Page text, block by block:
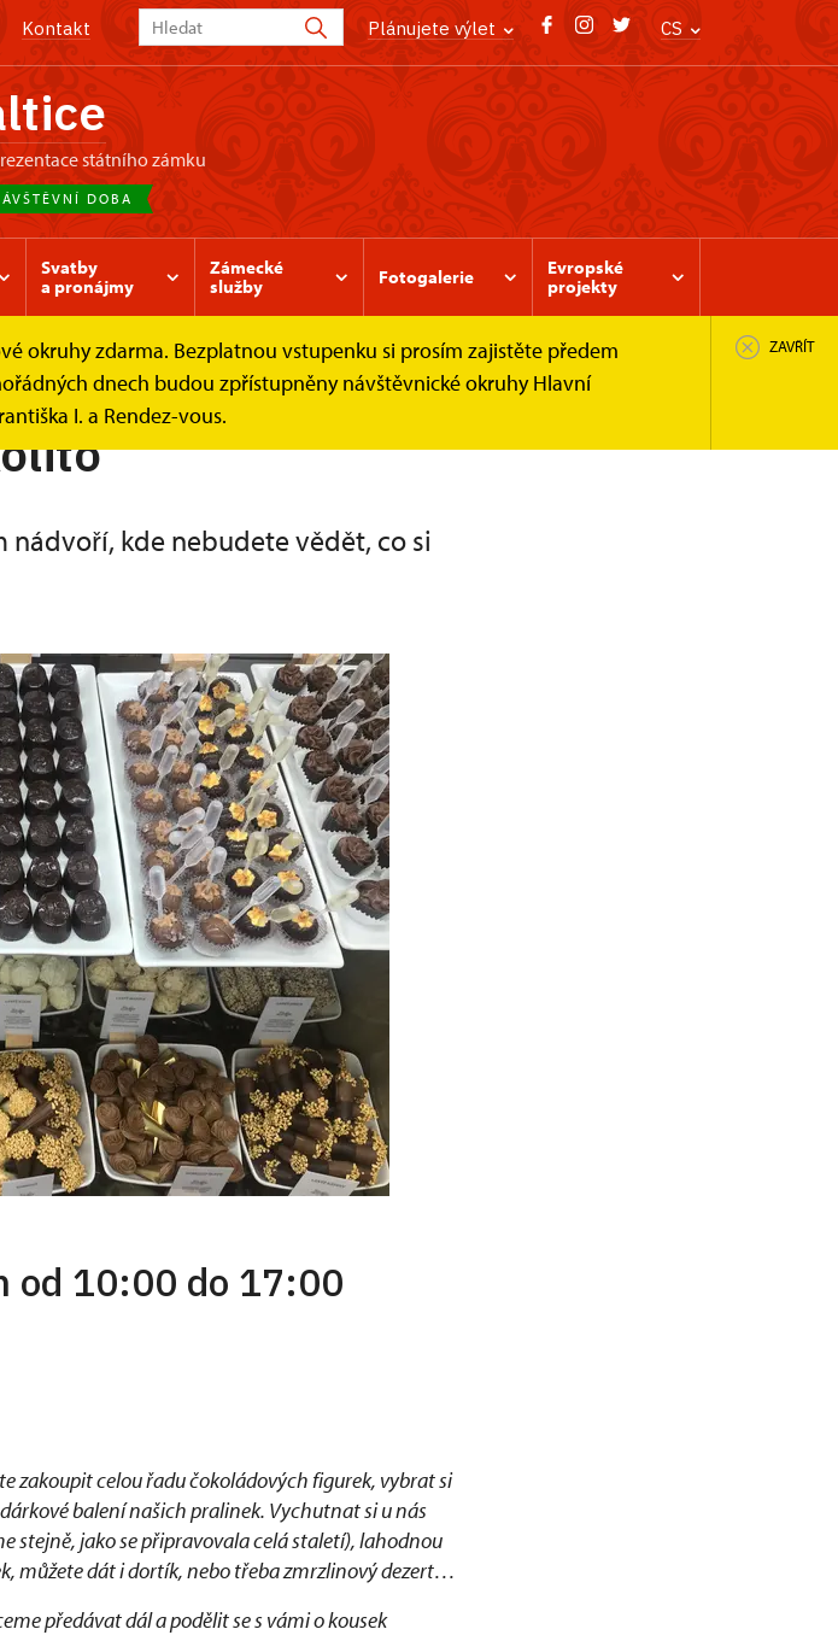
Kontakt Plánujete výlet CS
státního zámku
DOBA
Svatby
a pronájmy
Zámecké
služby
Fotogalerie
Evropské
projekty
okruhy zdarma. Bezplatnou vstupenku si prosím zajistěte předem
dnech budou zpřístupněny návštěvnické okruhy Hlavní
I. a Rendez-vous.
ZAVŘÍT
nádvoří, kde nebudete vědět, co si
od 10:00 do 17:00
zakoupit celou řadu čokoládových figurek, vybrat si
balení našich pralinek. Vychutnat si u nás
stejně, jako se připravovala celá staletí), lahodnou
můžete dát i dortík, nebo třeba zmrzlinový dezert…
předávat dál a podělit se s vámi o kousek